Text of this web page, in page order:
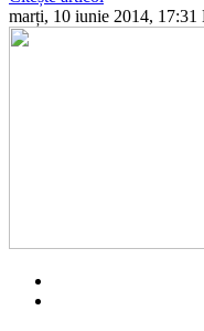
marți, 10 iunie 2014, 17:31